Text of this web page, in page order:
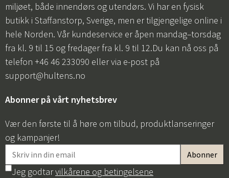
miljøet, både innendørs og utendørs. Vi har en fysisk
butikk i Staffanstorp, Sverige, men er tilgjengelige online i
hele Norden. Vår kundeservice er åpen mandag–torsdag
fra kl. 9 til 15 og fredager fra kl. 9 til 12.Du kan nå oss på
telefon +46 46 233090 eller via e-post på
support@hultens.no
Abonner på vårt nyhetsbrev
Vær den første til å høre om tilbud, produktlanseringer
og kampanjer!
Jeg godtarvilkårene og betingelsene